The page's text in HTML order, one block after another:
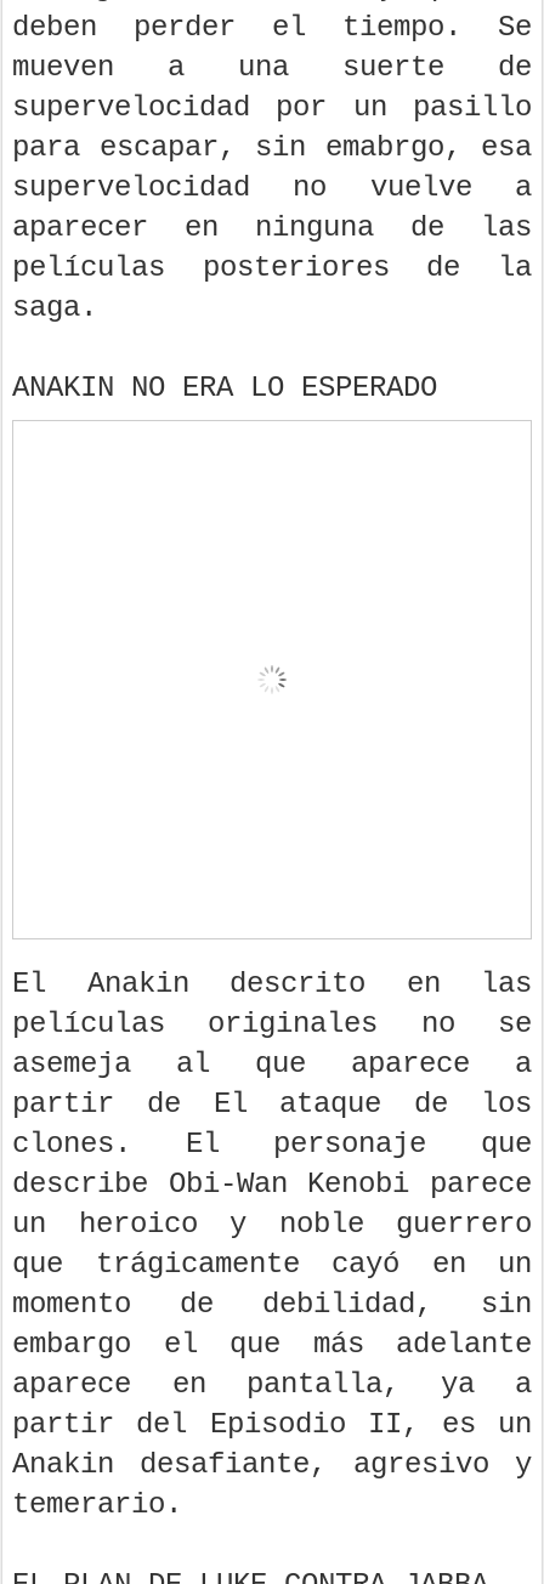
deben perder el tiempo. Se
mueven a una suerte de
supervelocidad por un pasillo
para escapar, sin emabrgo, esa
supervelocidad no vuelve a
aparecer en ninguna de las
películas posteriores de la
saga.
ANAKIN NO ERA LO ESPERADO
El Anakin descrito en las
películas originales no se
asemeja al que aparece a
partir de El ataque de los
clones. El personaje que
describe Obi-Wan Kenobi parece
un heroico y noble guerrero
que trágicamente cayó en un
momento de debilidad, sin
embargo el que más adelante
aparece en pantalla, ya a
partir del Episodio II, es un
Anakin desafiante, agresivo y
temerario.